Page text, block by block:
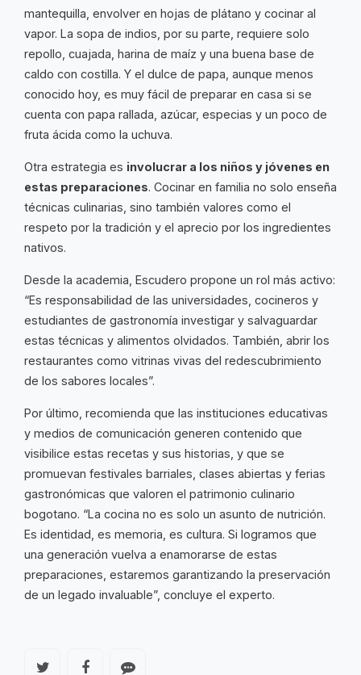
mantequilla, envolver en hojas de plátano y cocinar al
vapor. La sopa de indios, por su parte, requiere solo
repollo, cuajada, harina de maíz y una buena base de
caldo con costilla. Y el dulce de papa, aunque menos
conocido hoy, es muy fácil de preparar en casa si se
cuenta con papa rallada, azúcar, especias y un poco de
fruta ácida como la uchuva.
Otra estrategia es involucrar a los niños y jóvenes en
estas preparaciones. Cocinar en familia no solo enseña
técnicas culinarias, sino también valores como el
respeto por la tradición y el aprecio por los ingredientes
nativos.
Desde la academia, Escudero propone un rol más activo:
“Es responsabilidad de las universidades, cocineros y
estudiantes de gastronomía investigar y salvaguardar
estas técnicas y alimentos olvidados. También, abrir los
restaurantes como vitrinas vivas del redescubrimiento
de los sabores locales”.
Por último, recomienda que las instituciones educativas
y medios de comunicación generen contenido que
visibilice estas recetas y sus historias, y que se
promuevan festivales barriales, clases abiertas y ferias
gastronómicas que valoren el patrimonio culinario
bogotano. “La cocina no es solo un asunto de nutrición.
Es identidad, es memoria, es cultura. Si logramos que
una generación vuelva a enamorarse de estas
preparaciones, estaremos garantizando la preservación
de un legado invaluable”, concluye el experto.